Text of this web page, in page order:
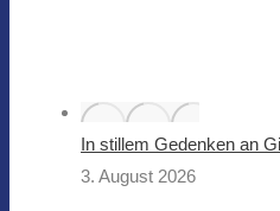
In stillem Gedenken an
3. August 2026